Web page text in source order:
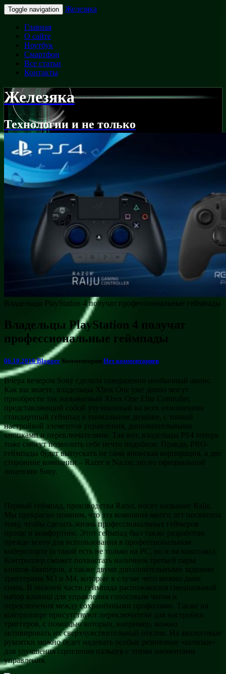
Toggle navigation Железяка
Главная
О сайте
Ноутбук
Смартфон
Все статьи
Контакты
Железяка
Технологии и не только
Владельцы PlayStation 4 получат профессиональные геймпады
Владельцы PlayStation 4 получат
профессиональные геймпады
06.10.2016Blogger Комментарии Нет комментариев
Вчера вечером Sony сделала совершенно необычный анонс.
Как вы знаете, владельцы Xbox One уже давно могут
приобрести так называемый Xbox One Elite Controller,
представляющий собой улучшенный во всех отношениях
стандартный геймпад в уникальном дизайне, с тонкой
настройкой элементов управления, дополнительными
кнопками и переключателями. Так вот, владельцы PS4 теперь
тоже смогут позволить себе нечто подобное. Правда, PRO-
геймпады будет выпускать не сама японская корпорация, а две
сторонние компании – Razer и Nacon, но по официальной
лицензии Sony.
Первый геймпад, производства Razer, носит название Raiju.
Мы прекрасно помним, что эта компания много лет посвятила
тому, чтобы сделать жизнь профессиональных геймеров
проще и комфортнее. Этот геймпад был также разработан
прежде всего для использования в профессиональном
киберспорте (а такой есть не только на PC, но и на консолях).
Контроллер сможет похвастать наличием третьей пары
кнопок-бамперов, а также двумя дополнительными задними
триггерами M3 и M4, которые в случае чего можно даже
снять. В нижней части геймпада расположился специальный
набор клавиш для управления голосовым чатом и
переключения между сохранёнными профилями. Также на
контроллере присутствуют переключатели для настройки
триггеров, с помощью которых, например, можно
активировать их сверхчувствительный отклик. На аналоговые
рукоятки можно будет надевать особые резиновые «шляпки»
для улучшения сцепления пальцев с этими элементами
управления.